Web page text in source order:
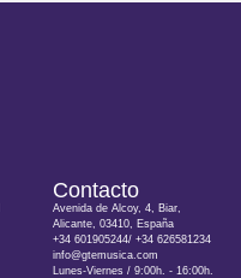
Contacto
Avenida de Alcoy, 4, Biar,
Alicante, 03410, España
+34 601905244/ +34 626581234
info@gtemusica.com
Lunes-Viernes / 9:00h. - 16:00h.